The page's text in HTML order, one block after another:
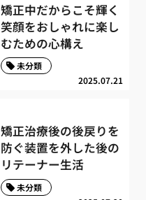
矯正中だからこそ輝く
笑顔をおしゃれに楽し
むための心構え
2025.07.21
未分類
矯正治療後の後戻りを
防ぐ装置を外した後の
リテーナー生活
未分類